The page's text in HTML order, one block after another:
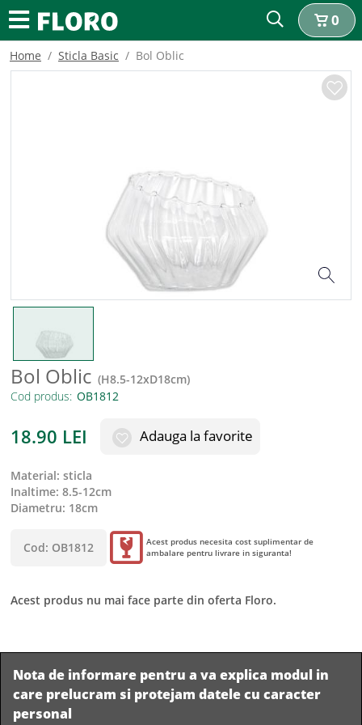
0
Home Sticla Basic Bol Oblic
Bol Oblic (H8.5-12xD18cm)
Cod produs:
18.90 LEI Adauga la favorite
material: sticla
inaltime: 8.5-12cm
diametru: 18cm
Cod: OB1812
Acest produs necesita cost suplimentar de
ambalare pentru livrare in siguranta!
Acest produs nu mai face parte din oferta Floro.
Nota de informare pentru a va explica modul in
care prelucram si protejam datele cu caracter
personal